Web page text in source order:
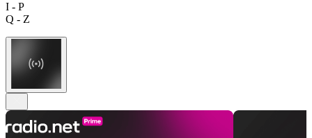
I - P
Q - Z